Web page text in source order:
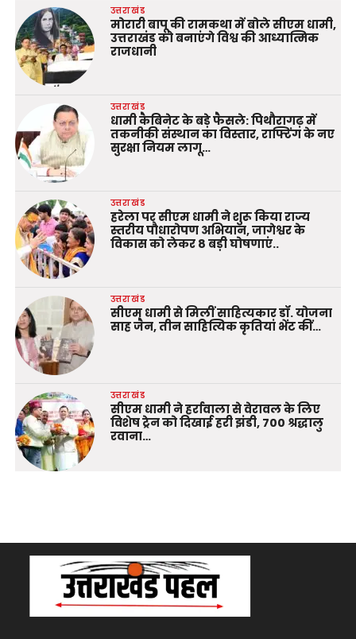
उत्तराखंड
मोरारी बापू की रामकथा में बोले सीएम धामी,
उत्तराखंड को बनाएंगे विश्व की आध्यात्मिक
राजधानी
उत्तराखंड
धामी कैबिनेट के बड़े फैसले: पिथौरागढ़ में
तकनीकी संस्थान का विस्तार, राफ्टिंग के नए
सुरक्षा नियम लागू…
उत्तराखंड
हरेला पर सीएम धामी ने शुरू किया राज्य
स्तरीय पौधारोपण अभियान, जागेश्वर के
विकास को लेकर 8 बड़ी घोषणाएं..
उत्तराखंड
सीएम धामी से मिलीं साहित्यकार डॉ. योजना
साह जैन, तीन साहित्यिक कृतियां भेंट कीं…
उत्तराखंड
सीएम धामी ने हर्रावाला से वेरावल के लिए
विशेष ट्रेन को दिखाई हरी झंडी, 700 श्रद्धालु
रवाना…